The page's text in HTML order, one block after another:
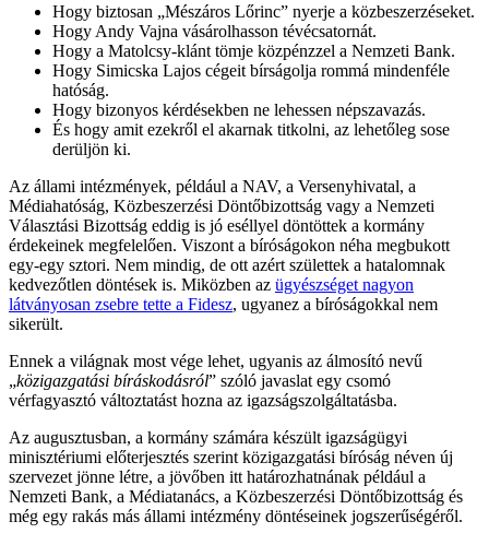
Hogy biztosan „Mészáros Lőrinc” nyerje a közbeszerzéseket.
Hogy Andy Vajna vásárolhasson tévécsatornát.
Hogy a Matolcsy-klánt tömje közpénzzel a Nemzeti Bank.
Hogy Simicska Lajos cégeit bírságolja rommá mindenféle
hatóság.
Hogy bizonyos kérdésekben ne lehessen népszavazás.
És hogy amit ezekről el akarnak titkolni, az lehetőleg sose
derüljön ki.
Az állami intézmények, például a NAV, a Versenyhivatal, a
Médiahatóság, Közbeszerzési Döntőbizottság vagy a Nemzeti
Választási Bizottság eddig is jó eséllyel döntöttek a kormány
érdekeinek megfelelően. Viszont a bíróságokon néha megbukott
egy-egy sztori. Nem mindig, de ott azért születtek a hatalomnak
kedvezőtlen döntések is. Miközben az ügyészséget nagyon
látványosan zsebre tette a Fidesz, ugyanez a bíróságokkal nem
sikerült.
Ennek a világnak most vége lehet, ugyanis az álmosító nevű
„közigazgatási bíráskodásról” szóló javaslat egy csomó
vérfagyasztó változtatást hozna az igazságszolgáltatásba.
Az augusztusban, a kormány számára készült igazságügyi
minisztériumi előterjesztés szerint közigazgatási bíróság néven új
szervezet jönne létre, a jövőben itt határozhatnának például a
Nemzeti Bank, a Médiatanács, a Közbeszerzési Döntőbizottság és
még egy rakás más állami intézmény döntéseinek jogszerűségéről.